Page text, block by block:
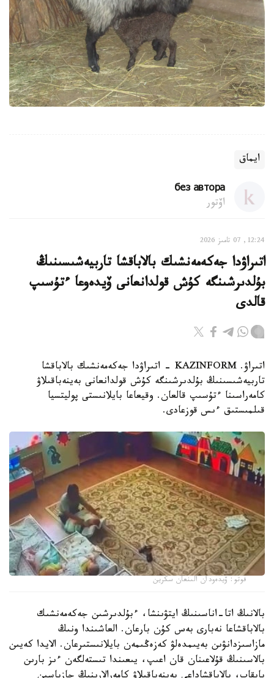
ايماق
без автора
اۆتور
12:24, 07 تامىز 2026
اتىراۋدا جەكەمەنشىك بالاباقشا تاربيەشىسىنىڭ
بۇلدىرشىنگە كۇش قولدانعانى ۆيدەوعا ءتۇسىپ
قالدى
اتىراۋ. KAZINFORM - اتىراۋدا جەكەمەنشىك بالاباقشا
تاربيەشىسىنىڭ بۇلدىرشىنگە كۇش قولدانعانى بەينەباقىلاۋ
كامەراسىنا ءتۇسىپ قالعان. وقيعاعا بايلانىستى پوليتسيا
قىلمىستىق ءىس قوزعادى.
فوتو: ۆيدەودان الىنعان سكرين
بالانىڭ اتا-اناسىنىڭ ايتۋىنشا، ءبۇلدىرشىن جەكەمەنشىك
بالاباقشاعا نەبارى بەس كۇن بارعان. العاشىندا ونىڭ
مازاسىزدانۋىن بەيىمدەلۋ كەزەڭىمەن بايلانىستىرعان. الايدا كەيىن
بالاسىنىڭ قۇلاعىنان قان اعىپ، يىعىندا تىستەلگەن ءىز بارىن